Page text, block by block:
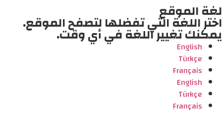
لغة الموقع
اختر اللغة التي تفضلها لتصفح الموقع.
يمكنك تغيير اللغة في أي وقت.
English
Türkçe
Français
English
Türkçe
Français